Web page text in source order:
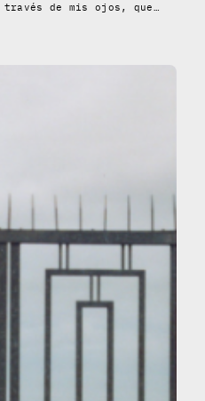
de mis ojos, que…